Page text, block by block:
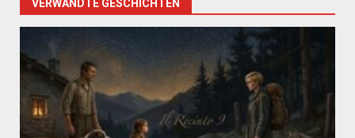
VERWANDTE GESCHICHTEN